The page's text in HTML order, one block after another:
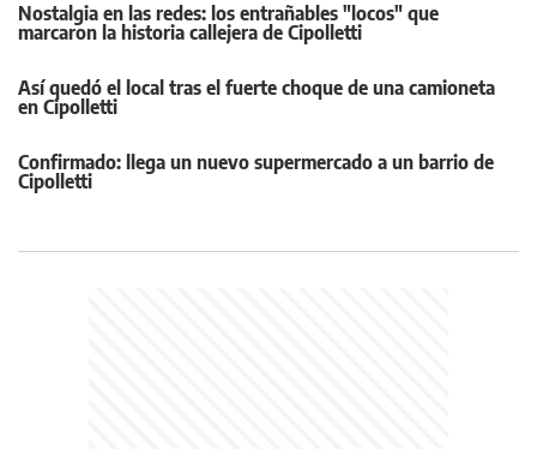
Nostalgia en las redes: los entrañables "locos" que
marcaron la historia callejera de Cipolletti
Así quedó el local tras el fuerte choque de una camioneta
en Cipolletti
Confirmado: llega un nuevo supermercado a un barrio de
Cipolletti